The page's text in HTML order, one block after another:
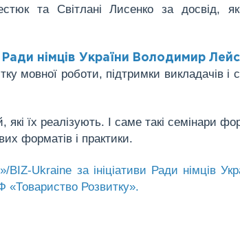
та Світлані Лисенко за досвід,
Ради німців України Володимир
мовної роботи, підтримки викладачів і
їх реалізують. І саме такі семінари
форматів і практики.
Ukraine за ініціативи Ради німців
«Товариство Розвитку».